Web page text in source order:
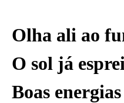
Olha ali ao
O sol já
Boas energias